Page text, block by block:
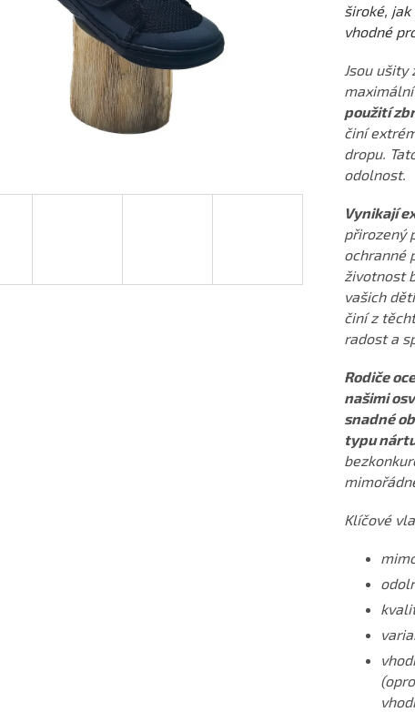
široké,
vhodné
Jsou ušity
použití
činí
dropu.
odolnost.
Vynikají
přirozený
ochranné
životnost
vašich
činí z
radost a
Rodiče
našimi
snadné
typu
Klíčové